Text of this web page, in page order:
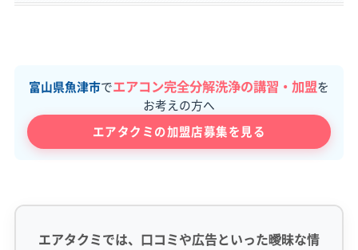
富山県魚津市でエアコン完全分解洗浄の講習・加盟を
お考えの方へ
エアタクミの加盟店募集を見る
エアタクミでは、口コミや広告といった曖昧な情